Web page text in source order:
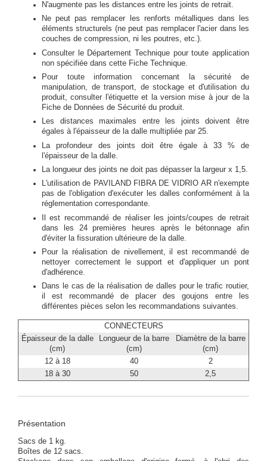
N'augmente pas les distances entre les joints de retrait.
Ne peut pas remplacer les renforts métalliques dans les
éléments structurels (ne peut pas remplacer l'acier dans les
couches de compression, ni les poutres, etc.).
Consulter le Département Technique pour toute application
non spécifiée dans cette Fiche Technique.
Pour toute information concernant la sécurité de
manipulation, de transport, de stockage et d'utilisation du
produit, consulter l'étiquette et la version mise à jour de la
Fiche de Données de Sécurité du produit.
Les distances maximales entre les joints doivent être
égales à l'épaisseur de la dalle multipliée par 25.
La profondeur des joints doit être égale à 33 % de
l'épaisseur de la dalle.
La longueur des joints ne doit pas dépasser la largeur x 1,5.
L'utilisation de PAVILAND FIBRA DE VIDRIO AR n'exempte
pas de l'obligation d'exécuter les dalles conformément à la
réglementation correspondante.
Il est recommandé de réaliser les joints/coupes de retrait
dans les 24 premières heures après le bétonnage afin
d'éviter la fissuration ultérieure de la dalle.
Pour la réalisation de nivellement, il est recommandé de
nettoyer correctement le support et d'appliquer un pont
d'adhérence.
Dans le cas de la réalisation de dalles pour le trafic routier,
il est recommandé de placer des goujons entre les
différentes pièces selon les recommandations suivantes.
CONNECTEURS
Épaisseur de la dalle
(cm)
Longueur de la barre
(cm)
Diamètre de la barre
(cm)
12 à 18
40
2
18 à 30
50 2,5
Présentation
Sacs de 1 kg.
Boîtes de 12 sacs.